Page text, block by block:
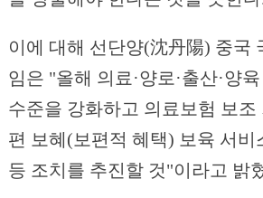
이에 대해 선단양(沈丹陽) 중국
임은 "올해 의료·양로·출산·양
수준을 강화하고 의료보험 보
편 보혜(보편적 혜택) 보육 서비
등 조치를 추진할 것"이라고 밝